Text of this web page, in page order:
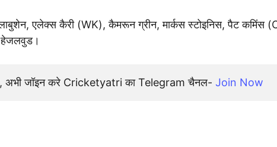
लाबुशेन, एलेक्स कैरी (WK), कैमरून ग्रीन, मार्कस स्टोइनिस, पैट कमिंस
हेजलवुड।
अभी जॉइन करे Cricketyatri का Telegram चैनल- Join Now